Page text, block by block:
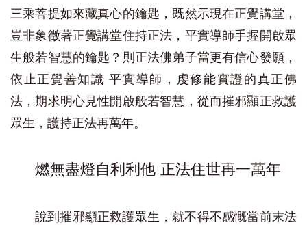
三乘菩提如來藏真心的鑰匙，既然示現在正覺講堂，
豈非象徵著正覺講堂住持正法，平實導師手握開啟眾
生般若智慧的鑰匙？則正法佛弟子當更有信心發願，
依止正覺善知識 平實導師，虔修能實證的真正佛
法，期求明心見性開啟般若智慧，從而摧邪顯正救護
眾生，護持正法再萬年。
燃無盡燈自利利他 正法住世再一萬年
說到摧邪顯正救護眾生，就不得不感慨當前末法